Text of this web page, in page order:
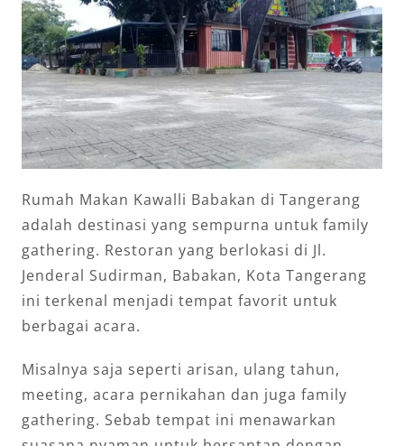
Rumah Makan Kawalli Babakan di Tangerang
adalah destinasi yang sempurna untuk family
gathering. Restoran yang berlokasi di Jl.
Jenderal Sudirman, Babakan, Kota Tangerang
ini terkenal menjadi tempat favorit untuk
berbagai acara.
Misalnya saja seperti arisan, ulang tahun,
meeting, acara pernikahan dan juga family
gathering. Sebab tempat ini menawarkan